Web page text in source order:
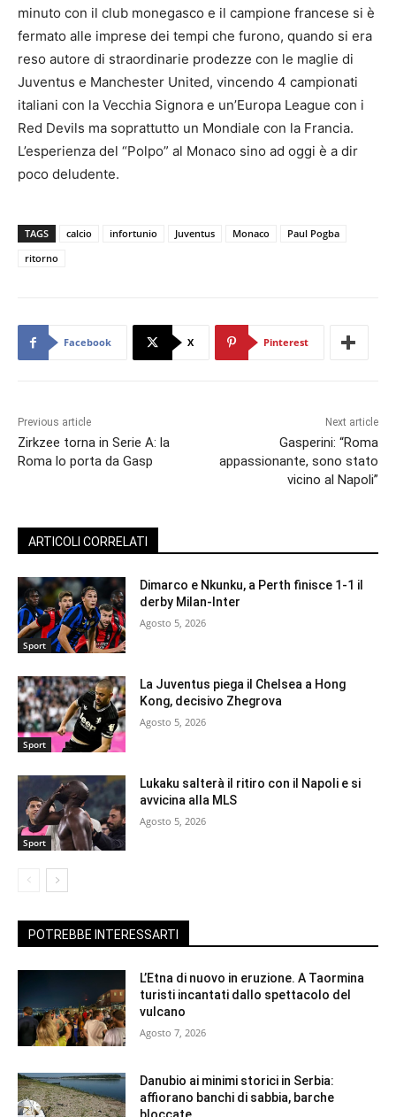
minuto con il club monegasco e il campione francese si è
fermato alle imprese dei tempi che furono, quando si era
reso autore di straordinarie prodezze con le maglie di
Juventus e Manchester United, vincendo 4 campionati
italiani con la Vecchia Signora e un’Europa League con i
Red Devils ma soprattutto un Mondiale con la Francia.
L’esperienza del “Polpo” al Monaco sino ad oggi è a dir
poco deludente.
TAGS calcio infortunio Juventus Monaco
Paul Pogba
ritorno
Facebook X Pinterest
Previous article
Zirkzee torna in Serie A: la
Roma lo porta da Gasp
Next article
Gasperini: “Roma
appassionante, sono stato
vicino al Napoli”
ARTICOLI CORRELATI
Sport
Dimarco e Nkunku, a Perth finisce 1-1 il
derby Milan-Inter
Agosto 5, 2026
Sport
La Juventus piega il Chelsea a Hong
Kong, decisivo Zhegrova
Agosto 5, 2026
Sport
Lukaku salterà il ritiro con il Napoli e si
avvicina alla MLS
Agosto 5, 2026
POTREBBE INTERESSARTI
L’Etna di nuovo in eruzione. A Taormina
turisti incantati dallo spettacolo del
vulcano
Agosto 7, 2026
Danubio ai minimi storici in Serbia:
affiorano banchi di sabbia, barche